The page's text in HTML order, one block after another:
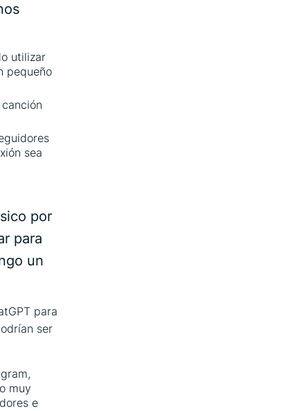
utilizar
pequeño
sea
por
para
un
para
ser
muy
e